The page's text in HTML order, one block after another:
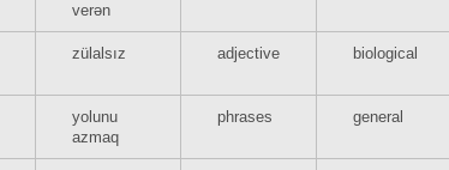
verən
zülalsız adjective biological
yolunu
azmaq
phrases general